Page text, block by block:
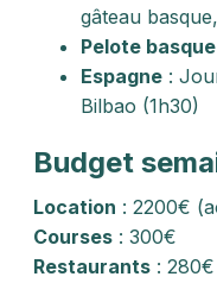
gâteau
Pelote basque
Espagne :
Bilbao (1h30)
Budget
Location : 2200€
Courses : 300€
Restaurants :